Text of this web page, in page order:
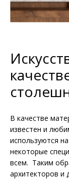
В качестве
известен и
используются
некоторые
всем. Таким
архитекторов и